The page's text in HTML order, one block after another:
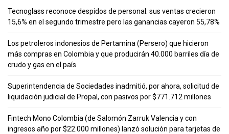
Tecnoglass reconoce despidos de personal: sus ventas crecieron
15,6% en el segundo trimestre pero las ganancias cayeron 55,78%
Los petroleros indonesios de Pertamina (Persero) que hicieron
más compras en Colombia y que producirán 40.000 barriles día de
crudo y gas en el país
Superintendencia de Sociedades inadmitió, por ahora, solicitud de
liquidación judicial de Propal, con pasivos por $771.712 millones
Fintech Mono Colombia (de Salomón Zarruk Valencia y con
ingresos año por $22.000 millones) lanzó solución para tarjetas de